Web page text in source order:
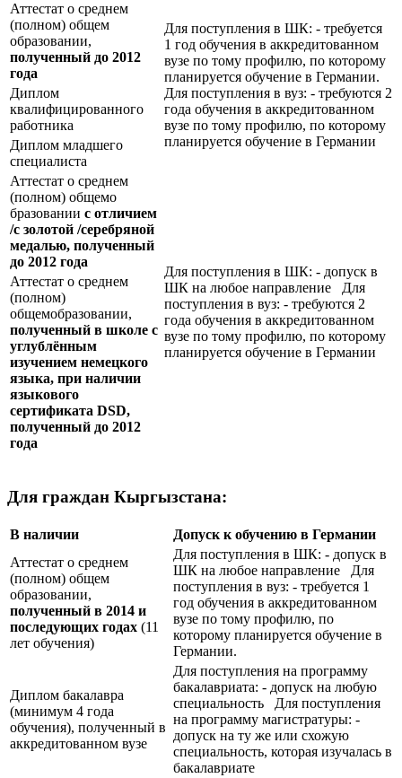
Аттестат о среднем
(полном) общем
образовании,
полученный до 2012
года
Для поступления в ШК: - требуется
1 год обучения в аккредитованном
вузе по тому профилю, по которому
планируется обучение в Германии.
Для поступления в вуз: - требуются 2
года обучения в аккредитованном
вузе по тому профилю, по которому
планируется обучение в Германии
Диплом
квалифицированного
работника
Диплом младшего
специалиста
Аттестат о среднем
(полном) общемо
бразовании с отличием
/с золотой /серебряной
медалью, полученный
до 2012 года
Для поступления в ШК: - допуск в
ШК на любое направление Для
поступления в вуз: - требуются 2
года обучения в аккредитованном
вузе по тому профилю, по которому
планируется обучение в Германии
Аттестат о среднем
(полном)
общемобразовании,
полученный в школе с
углублённым
изучением немецкого
языка, при наличии
языкового
сертификата DSD,
полученный до 2012
года
Для граждан Кыргызстана:
В наличии
Допуск к обучению в Германии
Аттестат о среднем
(полном) общем
образовании,
полученный в 2014 и
последующих годах (11
лет обучения)
Для поступления в ШК: - допуск в
ШК на любое направление Для
поступления в вуз: - требуется 1
год обучения в аккредитованном
вузе по тому профилю, по
которому планируется обучение в
Германии.
Диплом бакалавра
(минимум 4 года
обучения), полученный в
аккредитованном вузе
Для поступления на программу
бакалавриата: - допуск на любую
специальность Для поступления
на программу магистратуры: -
допуск на ту же или схожую
специальность, которая изучалась в
бакалавриате